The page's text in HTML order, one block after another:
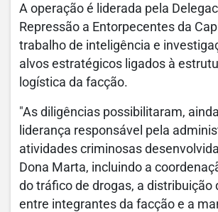
A operação é liderada pela
Repressão a Entorpecentes da
trabalho de inteligência e
alvos estratégicos ligados à
logística da facção.
"As diligências possibilitaram,
liderança responsável pela
atividades criminosas
Dona Marta, incluindo a
do tráfico de drogas, a distribuição
entre integrantes da facção e a